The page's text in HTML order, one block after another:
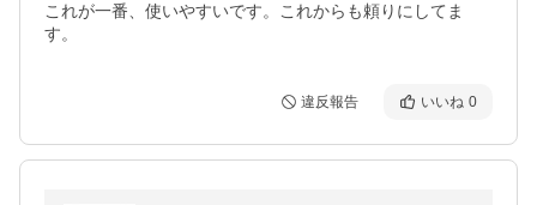
これが一番、使いやすいです。これからも頼りにしてま
す。
違反報告 いいね 0